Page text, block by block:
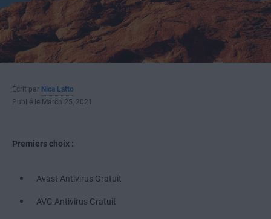
Écrit par Nica Latto
Publié le March 25, 2021
Premiers choix :
Avast Antivirus Gratuit
AVG Antivirus Gratuit